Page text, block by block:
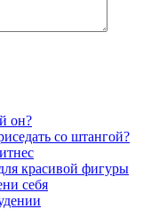
он?
со штангой?
красивой фигуры
себя